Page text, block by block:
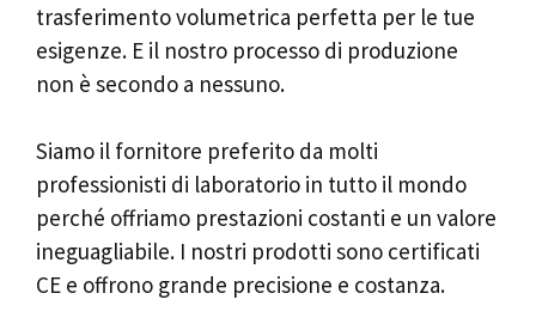
trasferimento volumetrica perfetta per le tue
esigenze. E il nostro processo di produzione
non è secondo a nessuno.
Siamo il fornitore preferito da molti
professionisti di laboratorio in tutto il mondo
perché offriamo prestazioni costanti e un valore
ineguagliabile. I nostri prodotti sono certificati
CE e offrono grande precisione e costanza.